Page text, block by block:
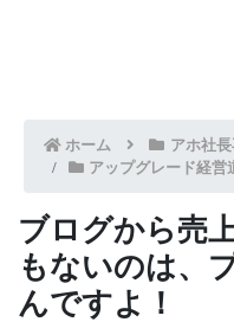
ホーム
アホ社
アップグレード経営
ブログから売
もないのは、
んですよ！